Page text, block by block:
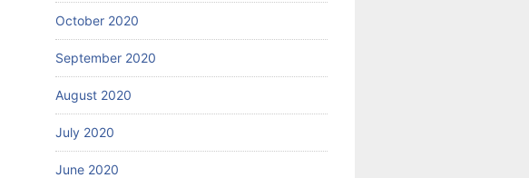
October 2020
September 2020
August 2020
July 2020
June 2020